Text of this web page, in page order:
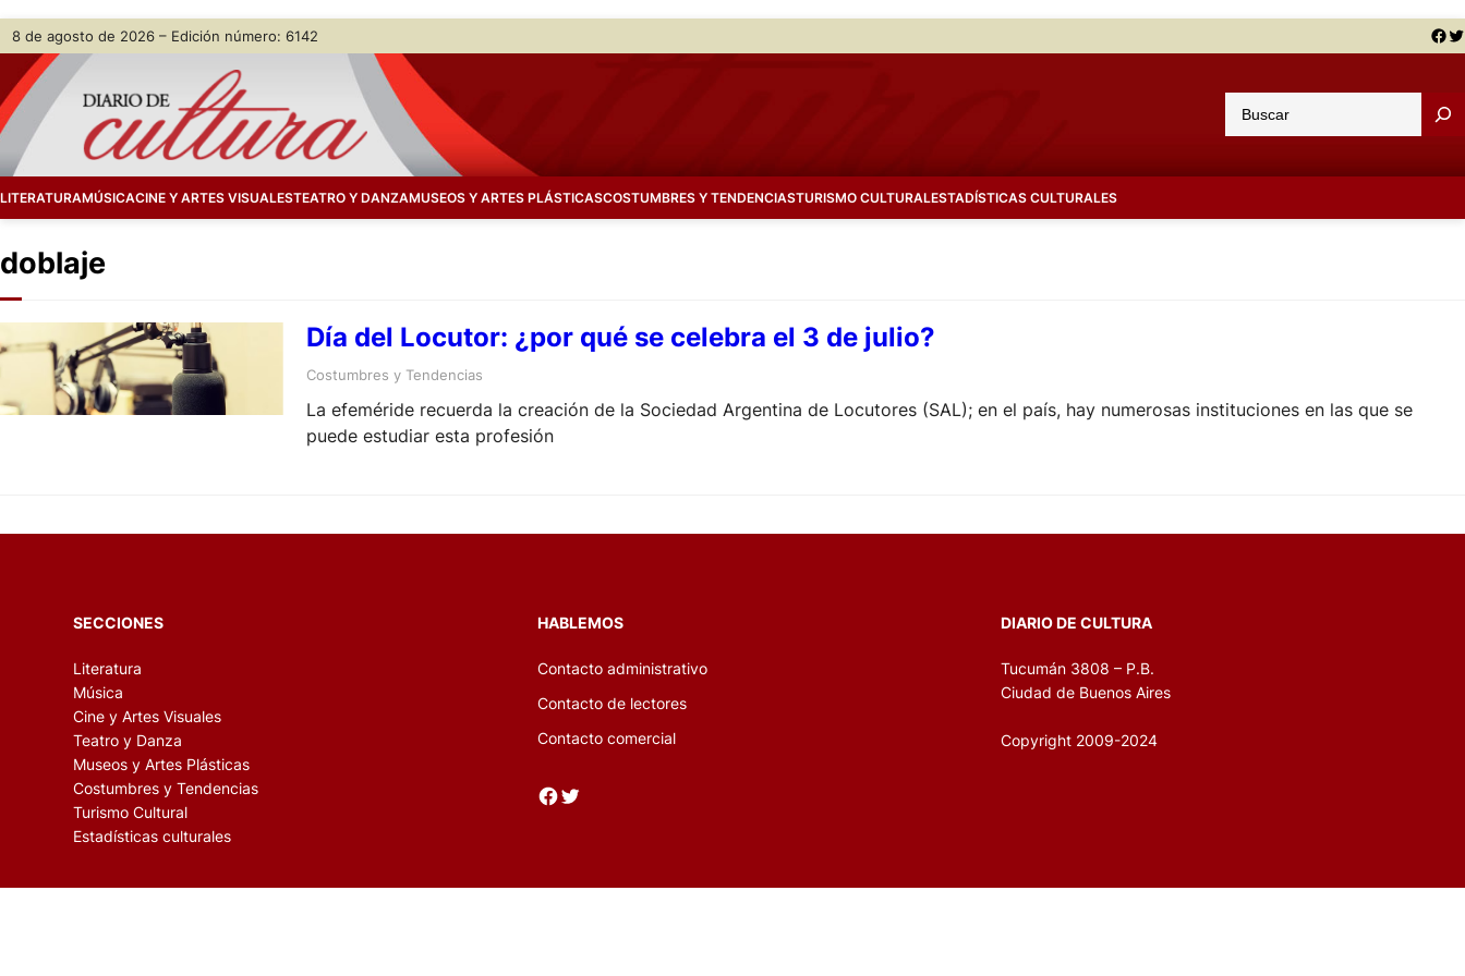
Skip
content
8 de agosto de 2026 – Edición número: 6142 Facebook Twitter
u
a
LITERATURAMÚSICACINE Y ARTES VISUALESTEATRO Y DANZAMUSEOS Y ARTES PLÁSTICASCOSTUMBRES Y TENDENCIASTURISMO CULTURALESTADÍSTICAS CULTURALES
doblaje
Día del Locutor: ¿por qué se celebra el 3 de julio?
Costumbres y Tendencias
La efeméride recuerda la creación de la Sociedad Argentina de Locutores (SAL); en el país, hay numerosas instituciones en las que se
puede estudiar esta profesión
SECCIONES
Literatura
Música
Cine y Artes Visuales
Teatro y Danza
Museos y Artes Plásticas
Costumbres y Tendencias
Turismo Cultural
Estadísticas culturales
HABLEMOS
Contacto administrativo
Contacto de lectores
Contacto comercial
Facebook Twitter
DIARIO DE CULTURA
Tucumán 3808 – P.B.
Ciudad de Buenos Aires
Copyright 2009-2024